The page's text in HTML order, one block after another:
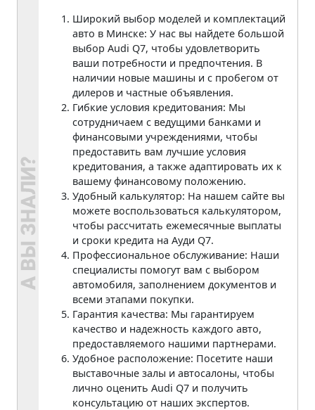
Широкий выбор моделей и комплектаций
авто в Минске: У нас вы найдете большой
выбор Audi Q7, чтобы удовлетворить
ваши потребности и предпочтения. В
наличии новые машины и с пробегом от
дилеров и частные объявления.
Гибкие условия кредитования: Мы
сотрудничаем с ведущими банками и
финансовыми учреждениями, чтобы
предоставить вам лучшие условия
кредитования, а также адаптировать их к
вашему финансовому положению.
Удобный калькулятор: На нашем сайте вы
можете воспользоваться калькулятором,
чтобы рассчитать ежемесячные выплаты
и сроки кредита на Ауди Q7.
Профессиональное обслуживание: Наши
специалисты помогут вам с выбором
автомобиля, заполнением документов и
всеми этапами покупки.
Гарантия качества: Мы гарантируем
качество и надежность каждого авто,
предоставляемого нашими партнерами.
Удобное расположение: Посетите наши
выставочные залы и автосалоны, чтобы
лично оценить Audi Q7 и получить
консультацию от наших экспертов.